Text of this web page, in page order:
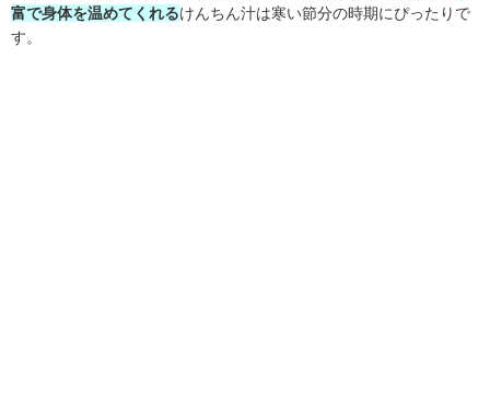
富で身体を温めてくれるけんちん汁は寒い節分の時期にぴったりで
す。